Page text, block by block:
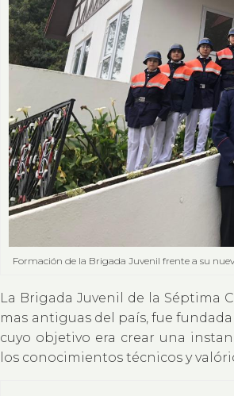
Formación de la Brigada Juvenil frente a su
La Brigada Juvenil de la Séptima
mas antiguas del país, fue
cuyo objetivo era crear una
los conocimientos técnicos y